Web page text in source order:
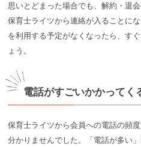
思いとどまった場合でも、解約・退
保育士ライツから連絡が入ることに
を利用する予定がなくなったら、す
ょう。
電話がすごいかかってく
保育士ライツから会員への電話の頻
分かりませんでした。「電話が多い